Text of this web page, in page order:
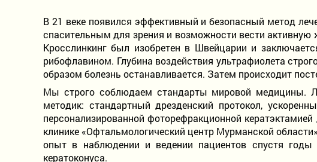
В 21 веке появился эффективный и безопасный метод
спасительным для зрения и возможности вести
Кросслинкинг был изобретен в Швейцарии и
рибофлавином. Глубина воздействия ультрафиолета
образом болезнь останавливается. Затем происходит
Мы строго соблюдаем стандарты мировой медицины.
методик: стандартный дрезденский протокол,
персонализированной фоторефракционной
клинике «Офтальмологический центр Мурманской
опыт в наблюдении и ведении пациентов спустя
кератоконуса.